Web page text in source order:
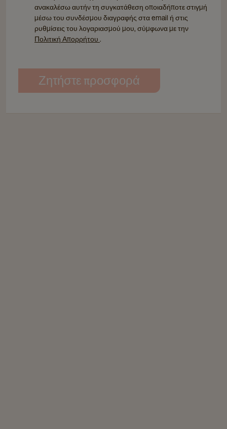
ανακαλέσω αυτήν τη συγκατάθεση οποιαδήποτε στιγμή
μέσω του συνδέσμου διαγραφής στα email ή στις
ρυθμίσεις του λογαριασμού μου, σύμφωνα με την
Πολιτική Απορρήτου.
Ζητήστε προσφορά